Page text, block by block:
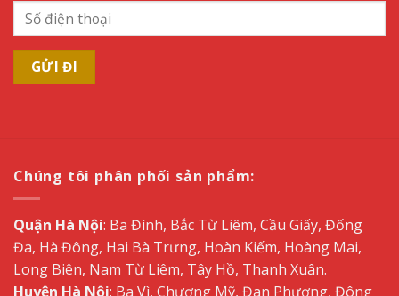
Chúng tôi phân phối sản phẩm:
Quận Hà Nội: Ba Đình, Bắc Từ Liêm, Cầu Giấy, Đống
Đa, Hà Đông, Hai Bà Trưng, Hoàn Kiếm, Hoàng Mai,
Long Biên, Nam Từ Liêm, Tây Hồ, Thanh Xuân.
Huyện Hà Nội: Ba Vì, Chương Mỹ, Đan Phượng, Đông